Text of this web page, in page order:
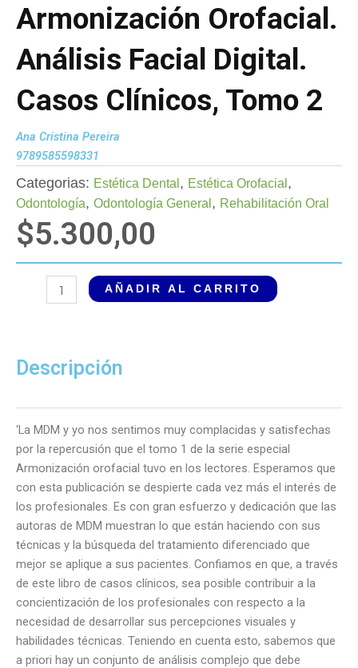
Armonización Orofacial.
Análisis Facial Digital.
Casos Clínicos, Tomo 2
Ana Cristina Pereira
9789585598331
Categorias: Estética Dental , Estética Orofacial ,
Odontología, Odontología General , Rehabilitación Oral
$5.300,00
Armonización
Orofacial.
Digital.
2
cantidad
AÑADIR AL CARRITO
Descripción
‘La MDM y yo nos sentimos muy complacidas y satisfechas
por la repercusión que el tomo 1 de la serie especial
Armonización orofacial tuvo en los lectores. Esperamos que
con esta publicación se despierte cada vez más el interés de
los profesionales. Es con gran esfuerzo y dedicación que las
autoras de MDM muestran lo que están haciendo con sus
técnicas y la búsqueda del tratamiento diferenciado que
mejor se aplique a sus pacientes. Confiamos en que, a través
de este libro de casos clínicos, sea posible contribuir a la
concientización de los profesionales con respecto a la
necesidad de desarrollar sus percepciones visuales y
habilidades técnicas. Teniendo en cuenta esto, sabemos que
a priori hay un conjunto de análisis complejo que debe